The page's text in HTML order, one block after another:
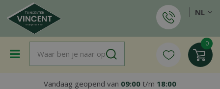
a
Vandaag geopend van 09:00 t/m 18:00
NL